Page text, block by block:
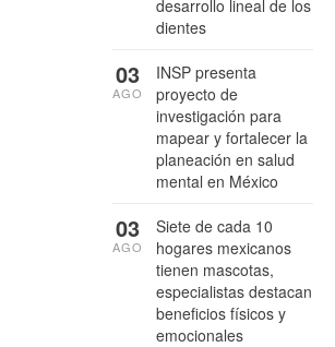
desarrollo lineal de los
dientes
INSP presenta
proyecto de
investigación para
mapear y fortalecer la
planeación en salud
mental en México
03
AGO
Siete de cada 10
hogares mexicanos
tienen mascotas,
especialistas destacan
beneficios físicos y
emocionales
03
AGO